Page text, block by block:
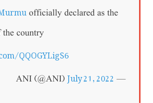
officially declared as the
the country
QQOGYLigS6
— ANI (@ANI)
July 21, 2022